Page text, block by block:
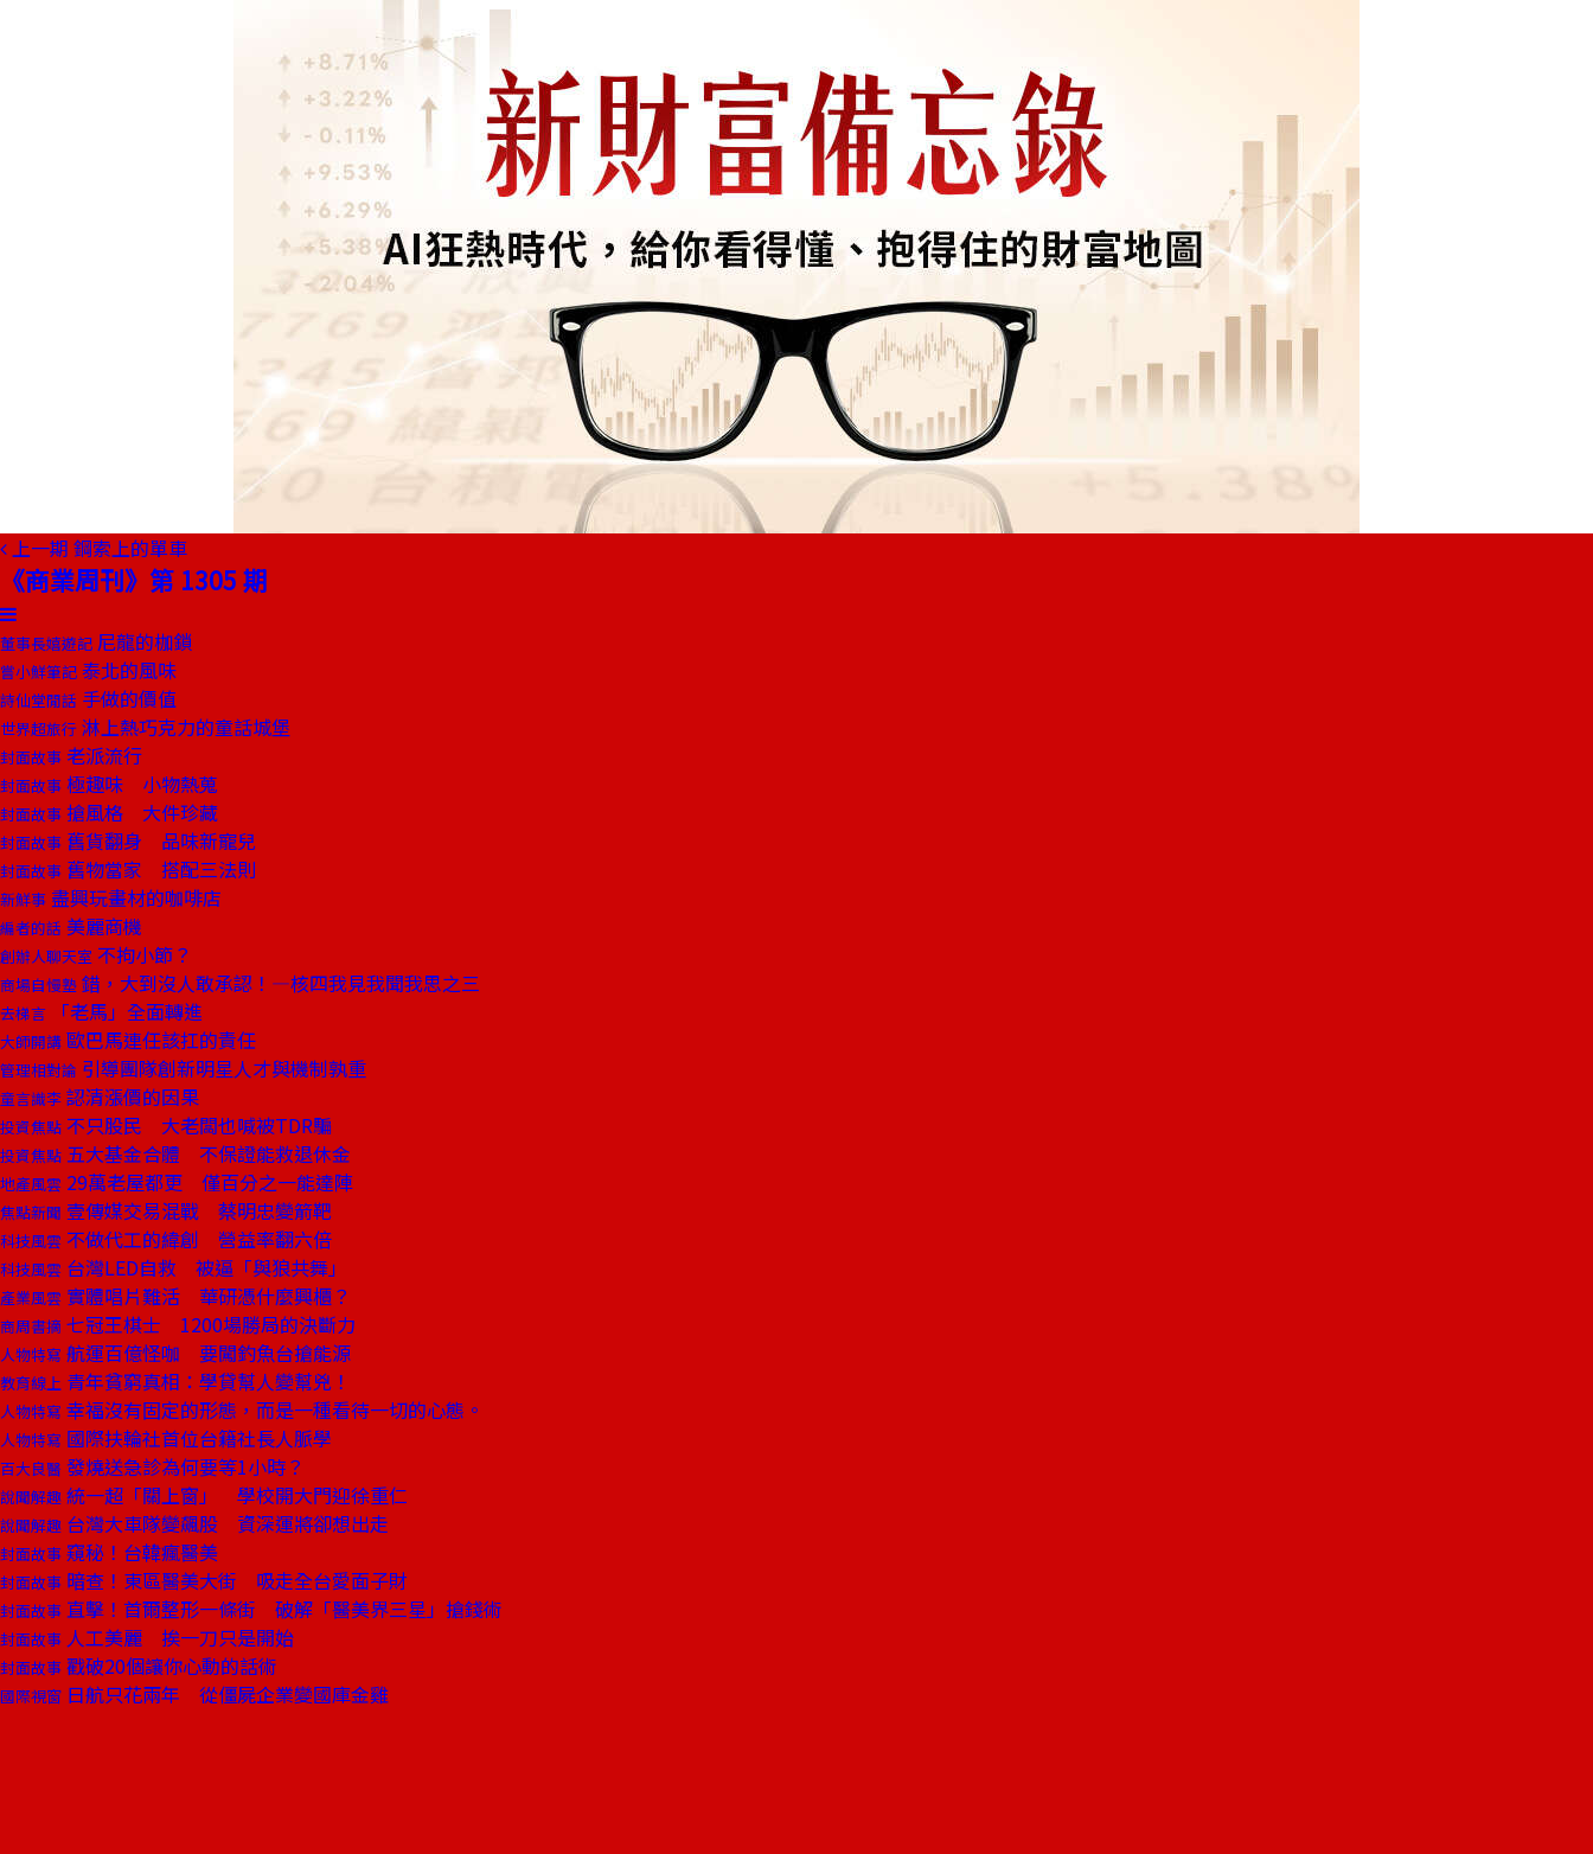
上一期 鋼索上的單車
《商業周刊》第 1305 期
董事長嬉遊記 尼龍的枷鎖
嘗小鮮筆記 泰北的風味
詩仙堂閒話 手做的價值
世界超旅行 淋上熱巧克力的童話城堡
封面故事 老派流行
封面故事 極趣味 小物熱蒐
封面故事 搶風格 大件珍藏
封面故事 舊貨翻身 品味新寵兒
封面故事 舊物當家 搭配三法則
新鮮事 盡興玩畫材的咖啡店
編者的話 美麗商機
創辦人聊天室 不拘小節？
商場自慢塾 錯，大到沒人敢承認！—核四我見我聞我思之三
去梯言 「老馬」全面轉進
大師開講 歐巴馬連任該扛的責任
管理相對論 引導團隊創新明星人才與機制孰重
童言識李 認清漲價的因果
投資焦點 不只股民 大老闆也喊被TDR騙
投資焦點 五大基金合體 不保證能救退休金
地產風雲 29萬老屋都更 僅百分之一能達陣
焦點新聞 壹傳媒交易混戰 蔡明忠變箭靶
科技風雲 不做代工的緯創 營益率翻六倍
科技風雲 台灣LED自救 被逼「與狼共舞」
產業風雲 實體唱片難活 華研憑什麼興櫃？
商周書摘 七冠王棋士 1200場勝局的決斷力
人物特寫 航運百億怪咖 要闖釣魚台搶能源
教育線上 青年貧窮真相：學貸幫人變幫兇！
人物特寫 幸福沒有固定的形態，而是一種看待一切的心態。
人物特寫 國際扶輪社首位台籍社長人脈學
百大良醫 發燒送急診為何要等1小時？
說聞解趣 統一超「關上窗」 學校開大門迎徐重仁
說聞解趣 台灣大車隊變飆股 資深運將卻想出走
封面故事 窺秘！台韓瘋醫美
封面故事 暗查！東區醫美大街 吸走全台愛面子財
封面故事 直擊！首爾整形一條街 破解「醫美界三星」搶錢術
封面故事 人工美麗 挨一刀只是開始
封面故事 戳破20個讓你心動的話術
國際視窗 日航只花兩年 從僵屍企業變國庫金雞